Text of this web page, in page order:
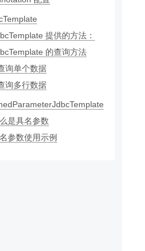
提供的方法：
的查询方法
询单个数据
询多行数据
是具名参数
参数使用示例